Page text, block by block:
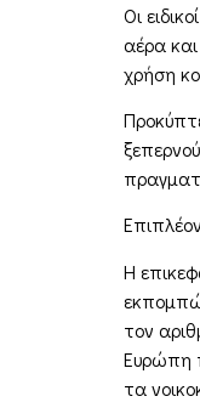
Οι
αέρα
χρήση
Η
τον
Ευρώπη
τα